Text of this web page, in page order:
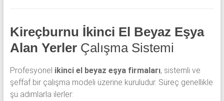
Kireçburnu İkinci El Beyaz Eşya
Alan YerlerÇalışma Sistemi
Profesyonel ikinci el beyaz eşya firmaları, sistemli ve
şeffaf bir çalışma modeli üzerine kuruludur. Süreç genellikle
şu adımlarla ilerler: